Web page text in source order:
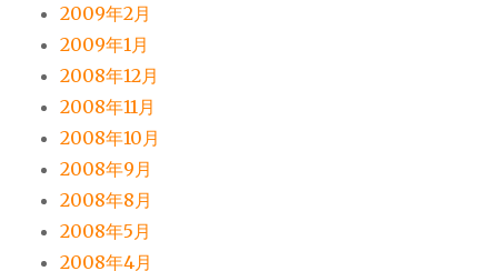
2009年2月
2009年1月
2008年12月
2008年11月
2008年10月
2008年9月
2008年8月
2008年5月
2008年4月